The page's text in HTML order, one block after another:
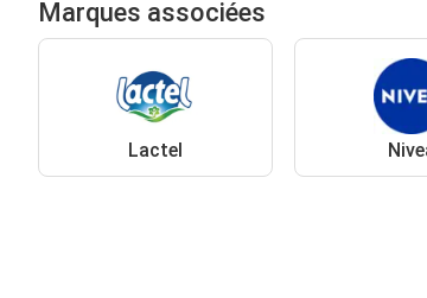
Marques associées
Lactel